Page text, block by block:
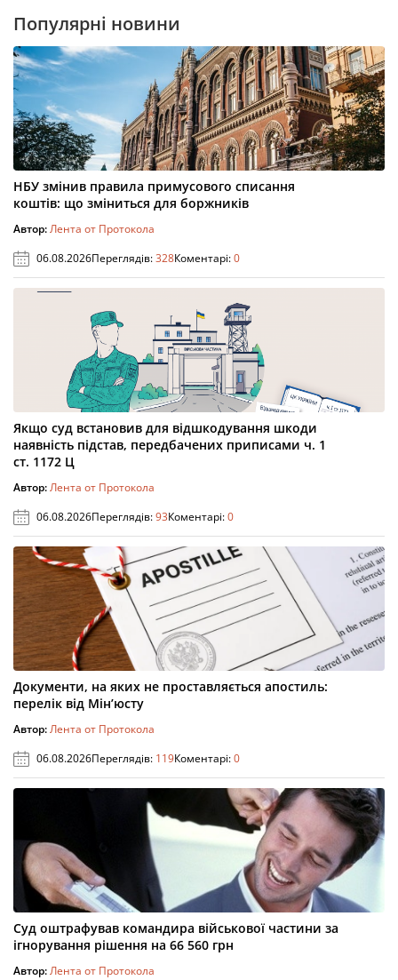
Популярні новини
НБУ змінив правила примусового списання
коштів: що зміниться для боржників
Автор:Лента от Протокола
06.08.2026Переглядів:328Коментарі:0
Якщо суд встановив для відшкодування шкоди
наявність підстав, передбачених приписами ч. 1
ст. 1172 Ц
Автор:Лента от Протокола
06.08.2026Переглядів:93Коментарі:0
Документи, на яких не проставляється апостиль:
перелік від Мін’юсту
Автор:Лента от Протокола
06.08.2026Переглядів: 119Коментарі:0
Суд оштрафував командира військової частини за
ігнорування рішення на 66 560 грн
Автор:Лента от Протокола